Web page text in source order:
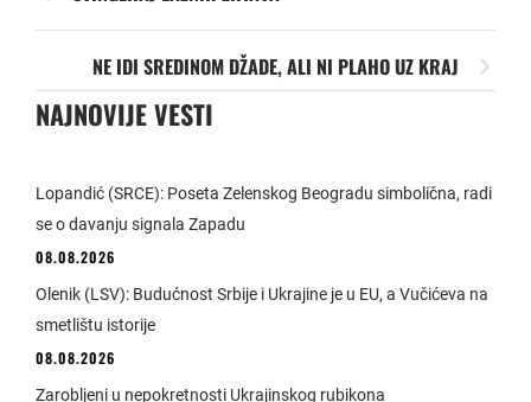
NE IDI SREDINOM DŽADE, ALI NI PLAHO UZ KRAJ
NAJNOVIJE VESTI
Lopandić (SRCE): Poseta Zelenskog Beogradu simbolična, radi
se o davanju signala Zapadu
08.08.2026
Olenik (LSV): Budućnost Srbije i Ukrajine je u EU, a Vučićeva na
smetlištu istorije
08.08.2026
Zarobljeni u nepokretnosti Ukrajinskog rubikona